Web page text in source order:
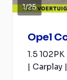
1/25
Opel
1.5
| Carplay